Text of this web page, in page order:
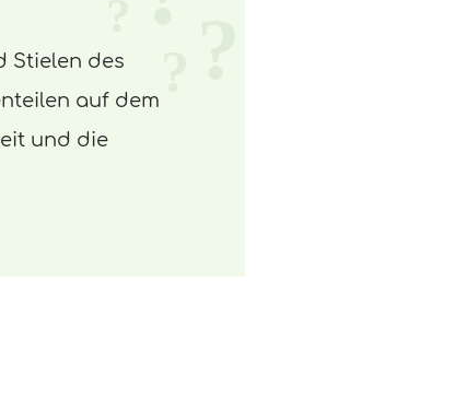
Stielen des
auf dem
und die